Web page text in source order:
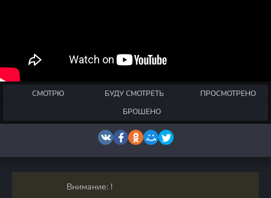
СМОТРЮ БУДУ СМОТРЕТЬ
ПРОСМОТРЕНО
БРОШЕНО
Внимание: !